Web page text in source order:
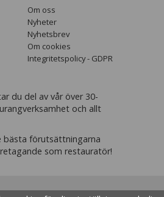
Om oss
Nyheter
Nyhetsbrev
Om cookies
Integritetspolicy - GDPR
du del av vår över 30-
och allt
bästa förutsättningarna
som restauratör!